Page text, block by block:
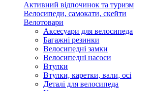
Активний відпочинок та туризм
Велосипеди, самокати, скейти
Велотовари
Аксесуари для велосипеда
Багажні резинки
Велосипедні замки
Велосипедні насоси
Втулки
Втулки, каретки, вали, осі
Деталі для велосипеда